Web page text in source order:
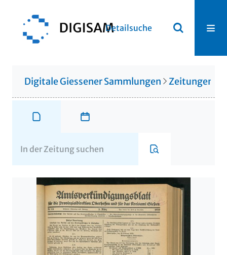
Detailsuche
Digitale Giessener Sammlungen Zeitungen